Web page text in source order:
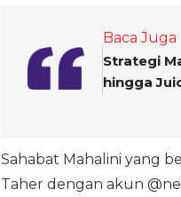
Baca Juga
Strategi
hingga
Sahabat Mahalini yang
Taher dengan akun